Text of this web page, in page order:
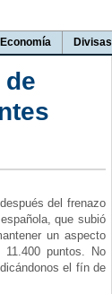
Economía Divisas
del frenazo
que subió
un aspecto
puntos. No
el fín de